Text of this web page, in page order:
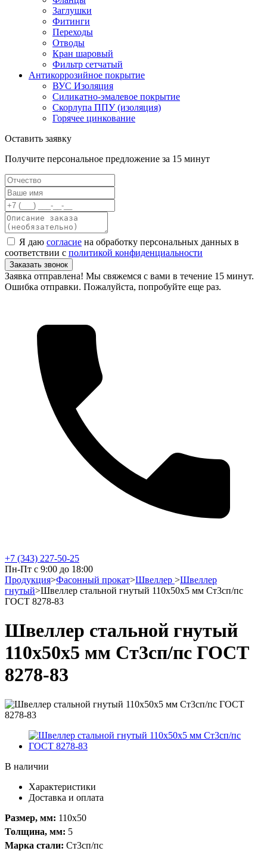
Заглушки
Фитинги
Переходы
Отводы
Кран шаровый
Фильтр сетчатый
Антикоррозийное покрытие
ВУС Изоляция
Силикатно-эмалевое покрытие
Скорлупа ППУ (изоляция)
Горячее цинкование
Оставить заявку
Получите персональное предложение за 15 минут
Я даю согласие на обработку персональных данных в
соответствии с политикой конфиденциальности
Заказать звонок
Заявка отправлена! Мы свяжемся с вами в течение 15 минут.
Ошибка отправки. Пожалуйста, попробуйте еще раз.
+7 (343) 227-50-25
Пн-Пт с 9:00 до 18:00
Продукция>Фасонный прокат>Швеллер >Швеллер
гнутый>Швеллер стальной гнутый 110х50х5 мм Ст3сп/пс
ГОСТ 8278-83
Швеллер стальной гнутый
110х50х5 мм Ст3сп/пс ГОСТ
8278-83
В наличии
Характеристики
Доставка и оплата
Размер, мм: 110х50
Толщина, мм: 5
Марка стали: Ст3сп/пс